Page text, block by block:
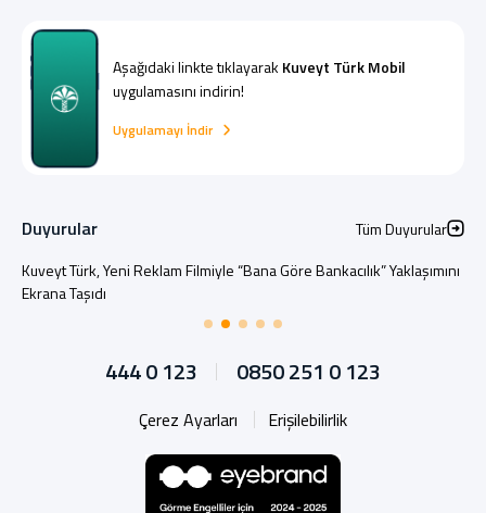
Aşağıdaki linkte tıklayarak Kuveyt Türk Mobil
uygulamasını indirin!
Uygulamayı İndir
Duyurular
Tüm Duyurular
Kuveyt Türk, Yeni Reklam Filmiyle “Bana Göre Bankacılık” Yaklaşımını
Ekrana Taşıdı
444 0 123 0850 251 0 123
Çerez Ayarları Erişilebilirlik